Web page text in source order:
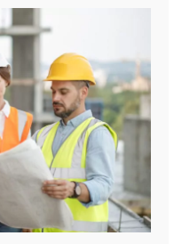
formation)